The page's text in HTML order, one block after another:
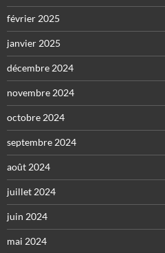
février 2025
janvier 2025
décembre 2024
novembre 2024
octobre 2024
septembre 2024
août 2024
juillet 2024
juin 2024
mai 2024